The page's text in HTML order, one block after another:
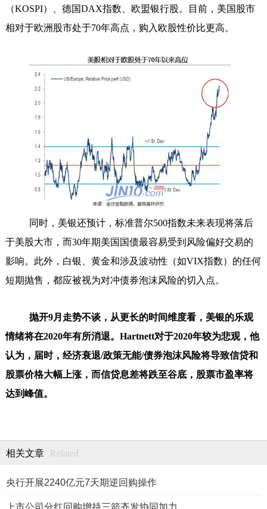
（KOSPI）、德国DAX指数、欧盟银行股。目前，美国股市
相对于欧洲股市处于70年高点，购入欧股性价比更高。
同时，美银还预计，标准普尔500指数未来表现将落后
于美股大市，而30年期美国国债最容易受到风险偏好交易的
影响。此外，白银、黄金和涉及波动性（如VIX指数）的任何
短期抛售，都应被视为对冲债券泡沫风险的切入点。
抛开9月走势不谈，从更长的时间维度看，美银的乐观
情绪将在2020年有所消退。Hartnett对于2020年较为悲观，他
认为，届时，经济衰退/政策无能/债券泡沫风险将导致信贷和
股票价格大幅上涨，而信贷息差将跌至谷底，股票市盈率将
达到峰值。
相关文章 Related
央行开展2240亿元7天期逆回购操作
上市公司分红回购增持三箭齐发协同加力